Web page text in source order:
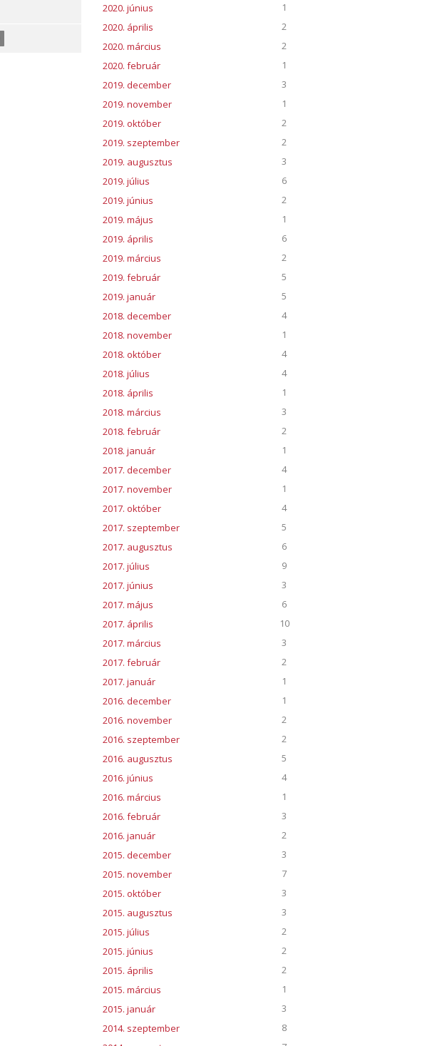
2020. június
1
2020. április
2
2020. március
2
2020. február
1
2019. december
3
2019. november
1
2019. október
2
2019. szeptember
2
2019. augusztus
3
2019. július
6
2019. június
2
2019. május
1
2019. április
6
2019. március
2
2019. február
5
2019. január
5
2018. december
4
2018. november
1
2018. október
4
2018. július
4
2018. április
1
2018. március
3
2018. február
2
2018. január
1
2017. december
4
2017. november
1
2017. október
4
2017. szeptember
5
2017. augusztus
6
2017. július
9
2017. június
3
2017. május
6
2017. április
10
2017. március
3
2017. február
2
2017. január
1
2016. december
1
2016. november
2
2016. szeptember
2
2016. augusztus
5
2016. június
4
2016. március
1
2016. február
3
2016. január
2
2015. december
3
2015. november
7
2015. október
3
2015. augusztus
3
2015. július
2
2015. június
2
2015. április
2
2015. március
1
2015. január
3
2014. szeptember
8